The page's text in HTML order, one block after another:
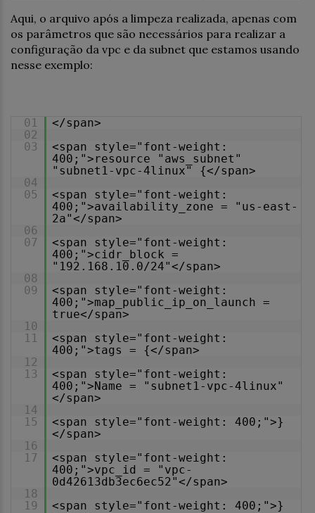
Aqui, o arquivo após a limpeza realizada, apenas com
os parâmetros que são necessários para realizar a
configuração da vpc e da subnet que estamos usando
nesse exemplo:
01
</span>
02
03
<span style="font-weight:
400;">resource "aws_subnet"
"subnet1-vpc-4linux" {</span>
04
05
<span style="font-weight:
400;">availability_zone = "us-east-
2a"</span>
06
07
<span style="font-weight:
400;">cidr_block =
"192.168.10.0/24"</span>
08
09
<span style="font-weight:
400;">map_public_ip_on_launch =
true</span>
10
11
<span style="font-weight:
400;">tags = {</span>
12
13
<span style="font-weight:
400;">Name = "subnet1-vpc-4linux"
</span>
14
15
<span style="font-weight: 400;">}
</span>
16
17
<span style="font-weight:
400;">vpc_id = "vpc-
0d42613db3ec6ec52"</span>
18
19
<span style="font-weight: 400;">}